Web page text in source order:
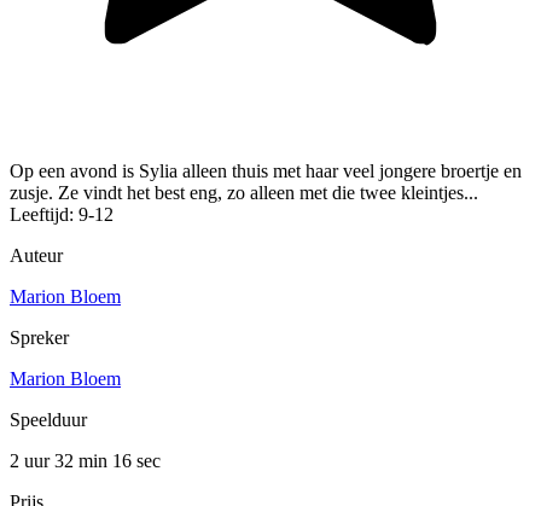
Op een avond is Sylia alleen thuis met haar veel jongere broertje en
zusje. Ze vindt het best eng, zo alleen met die twee kleintjes...
Leeftijd: 9-12
Auteur
Marion Bloem
Spreker
Marion Bloem
Speelduur
2 uur 32 min 16 sec
Prijs